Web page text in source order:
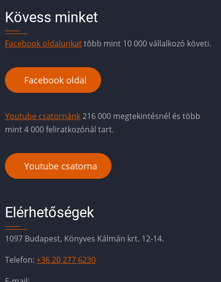
Kövess minket
Facebook oldalunkattöbb mint 10 000 vállalkozó követi.
Facebook oldal
Youtube csatornánk216 000 megtekintésnél és több
mint 4 000 feliratkozónál tart.
Youtube csatorna
Elérhetőségek
1097 Budapest, Könyves Kálmán krt. 12-14.
Telefon: +36 20 277 6230